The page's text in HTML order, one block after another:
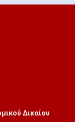
Δικαίου